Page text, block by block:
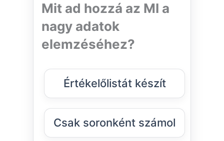
Mit ad hozzá az MI a
nagy adatok
elemzéséhez?
Értékelőlistát készít
Csak soronként számol